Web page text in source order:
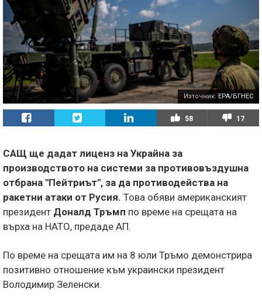
Източник: EPA/БГНЕС
58 17
САЩ ще дадат лиценз на Украйна за
производството на системи за противовъздушна
отбрана "Пейтриът", за да противодейства на
ракетни атаки от Русия. Това обяви американският
президент Доналд Тръмп по време на срещата на
върха на НАТО, предаде АП.
По време на срещата им на 8 юли Тръмо демонстрира
позитивно отношение към украински президент
Володимир Зеленски.